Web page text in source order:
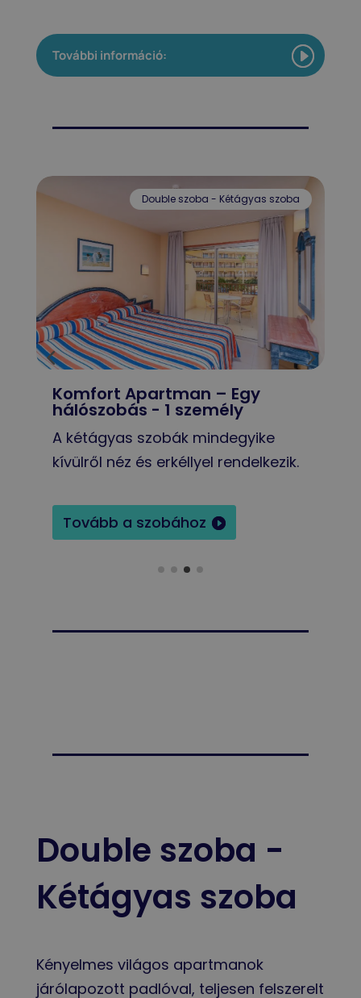
További információ:
Double szoba - Kétágyas szoba
Superior Apartment -
1 személy
A kétágyas szobák mindegyike
kívülről néz és erkéllyel rendelkezik.
Tovább a szobához
Double szoba -
Kétágyas szoba
Kényelmes világos apartmanok
járólapozott padlóval, teljesen felszerelt